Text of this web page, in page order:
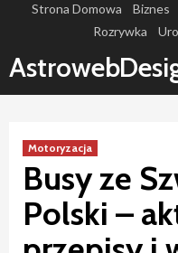
content
Strona Domowa Biznes
Rozrywka
Motoryzacja
Busy ze
Polski –